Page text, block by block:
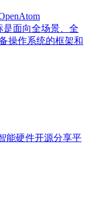
是面向全场景、全
操作系统的框架和
能硬件开源分享平